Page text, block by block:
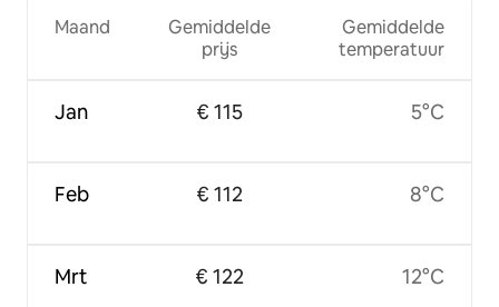
Maand
Jan
Feb
Mrt
Gemiddelde
prijs
€ 115
€ 112
€ 122
Gemiddelde
temperatuur
5°C
8°C
12°C